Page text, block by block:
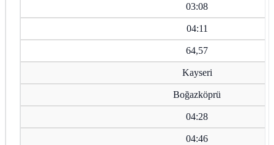
03:08
04:11
64,57
Kayseri
Boğazköprü
04:28
04:46